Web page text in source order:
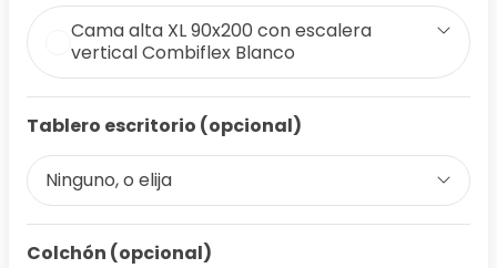
Cama alta XL 90x200 con escalera
vertical Combiflex Blanco
Tablero escritorio (opcional)
Ninguno, o elija
Colchón (opcional)